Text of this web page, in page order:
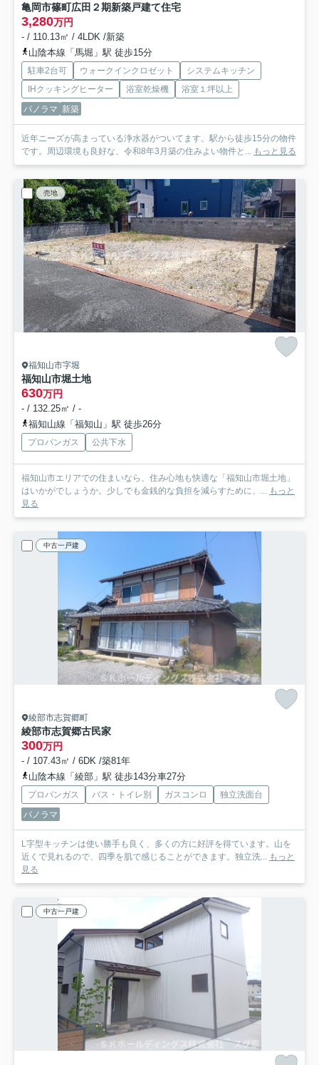
亀岡市篠町広田２期新築戸建て住宅
3,280万円
- / 110.13㎡ / 4LDK /新築
山陰本線「馬堀」駅 徒歩15分
駐車2台可 ウォークインクロゼット
システムキッチン
IHクッキングヒーター
浴室乾燥機
浴室１坪以上
パノラマ 新築
近年ニーズが高まっている浄水器がついてます。駅から徒歩15分の物件
です。周辺環境も良好な、令和8年3月築の住みよい物件と... もっと見る
売地
福知山市字堀
福知山市堀土地
630万円
- / 132.25㎡ / -
福知山線「福知山」駅 徒歩26分
プロパンガス 公共下水
福知山市エリアでの住まいなら、住み心地も快適な「福知山市堀土地」
はいかがでしょうか。少しでも金銭的な負担を減らすために、... もっと
見る
中古一戸建
綾部市志賀郷町
綾部市志賀郷古民家
300万円
- / 107.43㎡ / 6DK /築81年
山陰本線「綾部」駅 徒歩143分車27分
プロパンガス バス・トイレ別 ガスコンロ
独立洗面台
パノラマ
L字型キッチンは使い勝手も良く、多くの方に好評を得ています。山を
近くで見れるので、四季を肌で感じることができます。独立洗... もっと
見る
中古一戸建